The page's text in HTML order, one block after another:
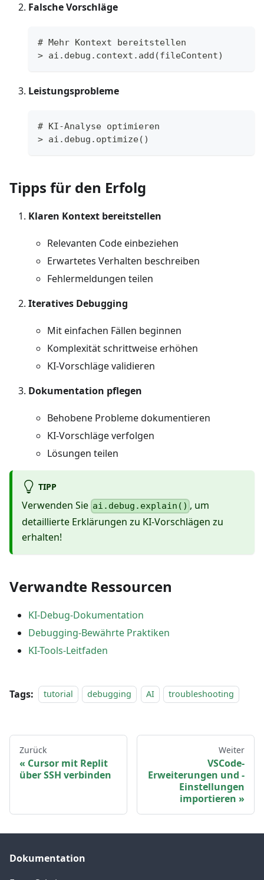
Falsche Vorschläge
# Mehr Kontext bereitstellen
> ai.debug.context.add(fileContent)
Leistungsprobleme
# KI-Analyse optimieren
> ai.debug.optimize()
Tipps für den Erfolg
Klaren Kontext bereitstellen
Relevanten Code einbeziehen
Erwartetes Verhalten beschreiben
Fehlermeldungen teilen
Iteratives Debugging
Mit einfachen Fällen beginnen
Komplexität schrittweise erhöhen
KI-Vorschläge validieren
Dokumentation pflegen
Behobene Probleme dokumentieren
KI-Vorschläge verfolgen
Lösungen teilen
TIPP
Verwenden Sie ai.debug.explain() , um
detaillierte Erklärungen zu KI-Vorschlägen zu
erhalten!
Verwandte Ressourcen
KI-Debug-Dokumentation
Debugging-Bewährte Praktiken
KI-Tools-Leitfaden
Tags: tutorial debugging AI troubleshooting
Zurück
Cursor mit Replit
über SSH verbinden
Weiter
VSCode-
Erweiterungen und -
Einstellungen
importieren
Dokumentation